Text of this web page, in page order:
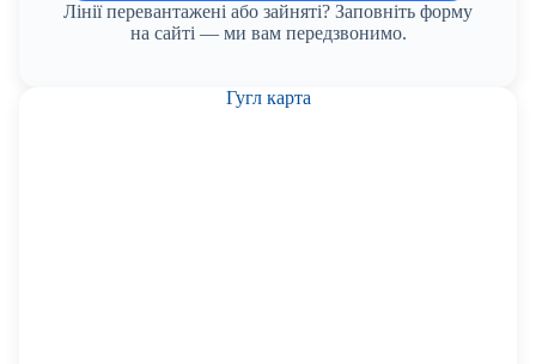
Лінії перевантажені або зайняті? Заповніть форму
на сайті — ми вам передзвонимо.
Гугл карта